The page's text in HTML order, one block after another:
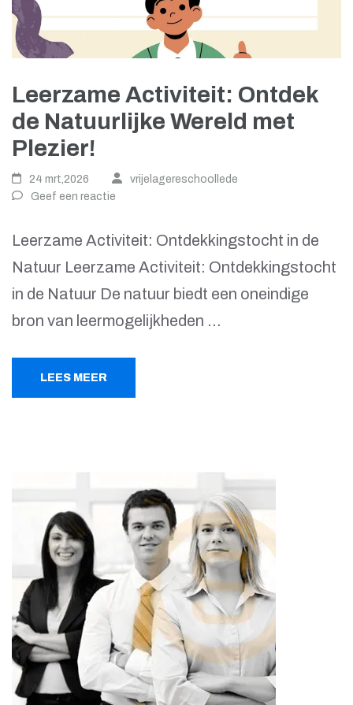
Leerzame Activiteit: Ontdek
de Natuurlijke Wereld met
Plezier!
24 mrt,2026
vrijelagereschoollede
Geef een reactie
Leerzame Activiteit: Ontdekkingstocht in de
Natuur Leerzame Activiteit: Ontdekkingstocht
in de Natuur De natuur biedt een oneindige
bron van leermogelijkheden …
LEES MEER